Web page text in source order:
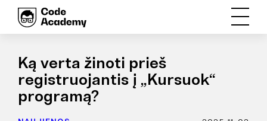
Ką verta žinoti prieš
registruojantis į „Kursuok“
programą?